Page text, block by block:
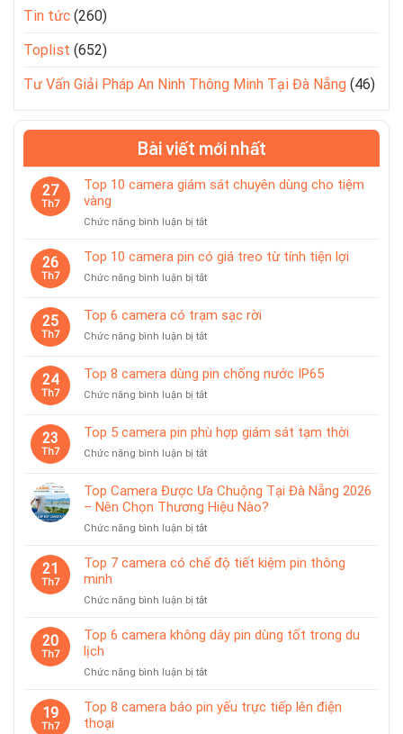
Tin tức (260)
Toplist (652)
Tư Vấn Giải Pháp An Ninh Thông Minh Tại Đà Nẵng (46)
Bài viết mới nhất
27
Th7
Top 10 camera giám sát chuyên dùng cho tiệm
vàng
Chức năng bình luận bị tắtở
10
camera
giám
chuyên
vàng
26
Th7
Top 10 camera pin có giá treo từ tính tiện lợi
Chức năng bình luận bị tắtở
camera
pin
giá
từ
tiện
25
Th7
Top 6 camera có trạm sạc rời
Chức năng bình luận bị tắtở
6
camera
có
sạc
24
Th7
Top 8 camera dùng pin chống nước IP65
Chức năng bình luận bị tắtở
8
camera
dùng
chống
nước
IP65
23
Th7
Top 5 camera pin phù hợp giám sát tạm thời
Chức năng bình luận bị tắtở
5
camera
pin
phù
giám
thời
Top Camera Được Ưa Chuộng Tại Đà Nẵng 2026
– Nên Chọn Thương Hiệu Nào?
Chức năng bình luận bị tắtở
Camera
Được
Chuộng
Đà
Chọn
21
Th7
Top 7 camera có chế độ tiết kiệm pin thông
minh
Chức năng bình luận bị tắtở
camera
chế
tiết
20
Th7
Top 6 camera không dây pin dùng tốt trong du
lịch
Chức năng bình luận bị tắtở
6
camera
19
Th7
Top 8 camera báo pin yếu trực tiếp lên điện
thoại